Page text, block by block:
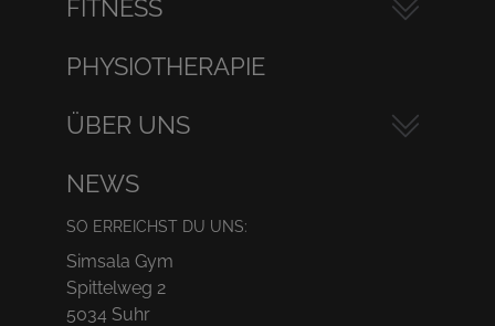
FITNESS
PHYSIOTHERAPIE
ÜBER UNS
NEWS
SO ERREICHST DU UNS:
Simsala Gym
Spittelweg 2
5034 Suhr